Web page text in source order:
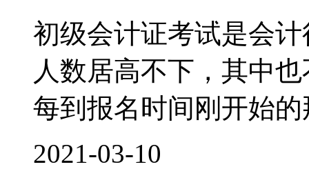
初级会计证考试是会
人数居高不下，其中
每到报名时间刚开始
2021-03-10